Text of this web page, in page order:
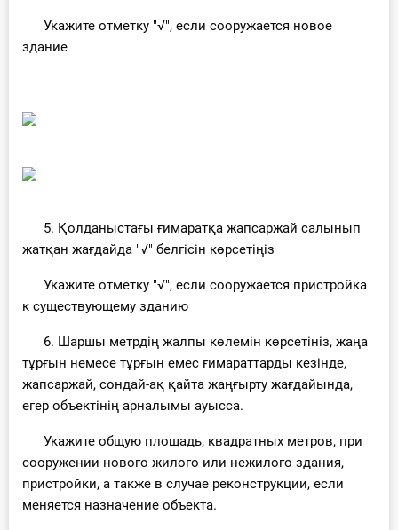
Укажите отметку "√", если сооружается новое
здание
5. Қолданыстағы ғимаратқа жапсаржай салынып
жатқан жағдайда "√" белгісін көрсетіңіз
Укажите отметку "√", если сооружается пристройка
к существующему зданию
6. Шаршы метрдің жалпы көлемін көрсетініз, жаңа
тұрғын немесе тұрғын емес ғимараттарды кезінде,
жапсаржай, сондай-ақ қайта жаңғырту жағдайында,
егер объектінің арналымы ауысса.
Укажите общую площадь, квадратных метров, при
сооружении нового жилого или нежилого здания,
пристройки, а также в случае реконструкции, если
меняется назначение объекта.